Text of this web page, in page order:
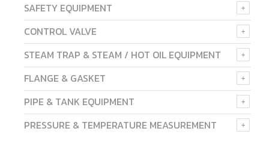
SAFETY EQUIPMENT
CONTROL VALVE
STEAM TRAP & STEAM / HOT OIL EQUIPMENT
FLANGE & GASKET
PIPE & TANK EQUIPMENT
PRESSURE & TEMPERATURE MEASUREMENT